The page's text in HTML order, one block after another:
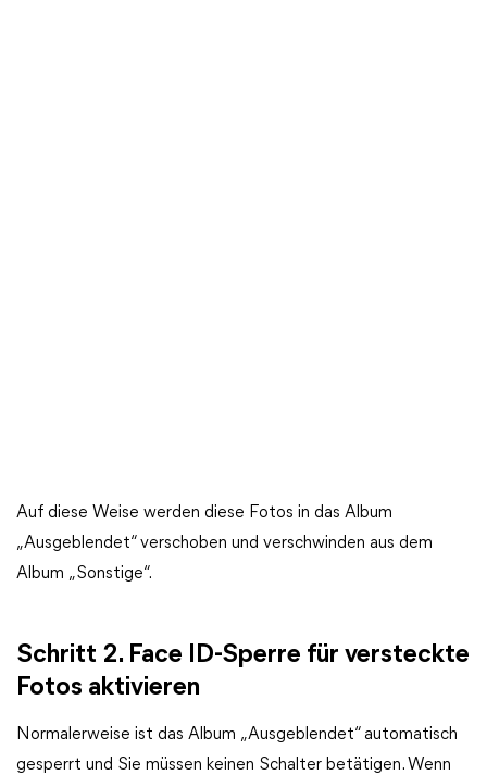
Auf diese Weise werden diese Fotos in das Album
„Ausgeblendet“ verschoben und verschwinden aus dem
Album „Sonstige“.
Schritt 2. Face ID-Sperre für versteckte
Fotos aktivieren
Normalerweise ist das Album „Ausgeblendet“ automatisch
gesperrt und Sie müssen keinen Schalter betätigen. Wenn